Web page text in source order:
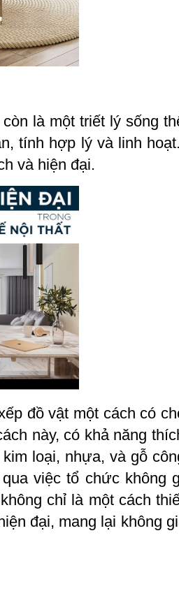
là một triết lý sống
tính hợp lý và linh
và hiện đại.
đồ vật một cách có
này, có khả năng
loại, nhựa, và gỗ
việc tổ chức không
chỉ là một cách
đại, mang lại không